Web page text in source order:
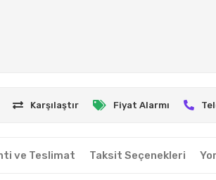
Karşılaştır Fiyat Alarmı
ve Teslimat Taksit Seçenekleri